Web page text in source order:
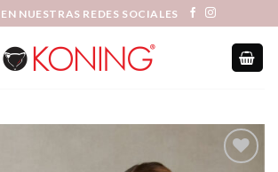
NUESTRAS REDES SOCIALES